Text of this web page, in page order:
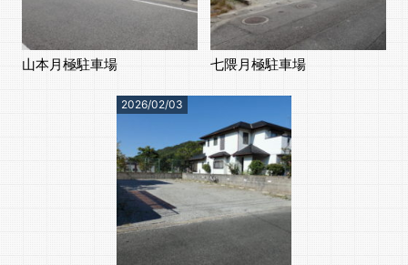
山本月極駐車場 七隈月極駐車場
2026/02/03